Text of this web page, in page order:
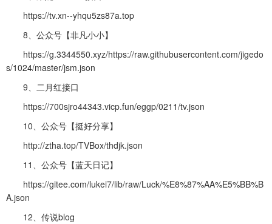
https://tv.xn--yhqu5zs87a.top
8、公众号【非凡小小】
https://g.3344550.xyz/https://raw.githubusercontent.com/jigedo
s/1024/master/jsm.json
9、二月红接口
https://700sjro44343.vicp.fun/eggp/0211/tv.json
10、公众号【挺好分享】
http://ztha.top/TVBox/thdjk.json
11、公众号【蓝天日记】
https://gitee.com/lukei7/lib/raw/Luck/%E8%87%AA%E5%BB%B
A.json
12、传说blog